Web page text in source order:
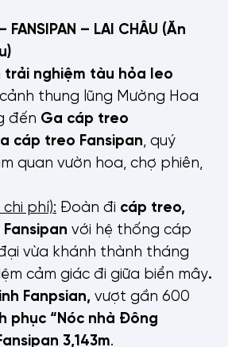
FANSIPAN – LAI CHÂU (Ăn
trải nghiệm tàu hỏa leo
thung lũng Mường Hoa
đến Ga cáp treo
cáp treo Fansipan , quý
quan vườn hoa, chợ phiên,
phí): Đoàn đi cáp treo,
với hệ thống cáp
vừa khánh thành tháng
cảm giác đi giữa biển mây.
Fanpsian, vượt gần 600
phục “Nóc nhà Đông
3,143m.